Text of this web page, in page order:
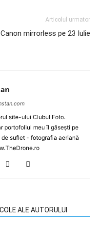
Articolul urmator
Canon mirrorless pe 23 Iulie
site-ului Clubul Foto.
portofoliul meu îl găsești pe
suflet - fotografia aeriană
ALE AUTORULUI